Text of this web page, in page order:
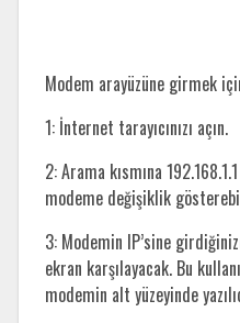
Modem arayüzüne girmek
1: İnternet tarayıcınızı açın.
2: Arama kısmına
modeme değişiklik
3: Modemin IP’sine
ekran karşılayacak. Bu
modemin alt yüzeyinde